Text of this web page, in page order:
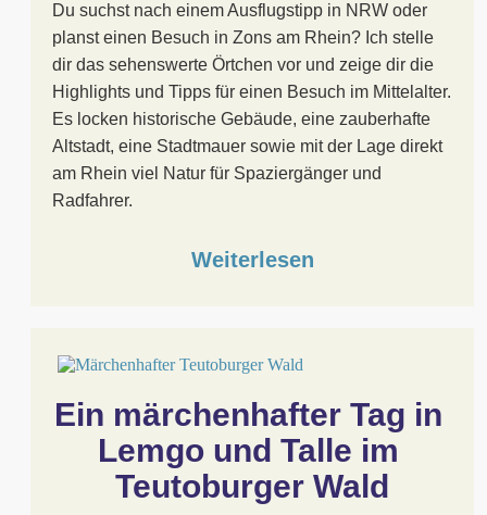
Du suchst nach einem Ausflugstipp in NRW oder
planst einen Besuch in Zons am Rhein? Ich stelle
dir das sehenswerte Örtchen vor und zeige dir die
Highlights und Tipps für einen Besuch im Mittelalter.
Es locken historische Gebäude, eine zauberhafte
Altstadt, eine Stadtmauer sowie mit der Lage direkt
am Rhein viel Natur für Spaziergänger und
Radfahrer.
Weiterlesen
Ein märchenhafter Tag in
Lemgo und Talle im
Teutoburger Wald